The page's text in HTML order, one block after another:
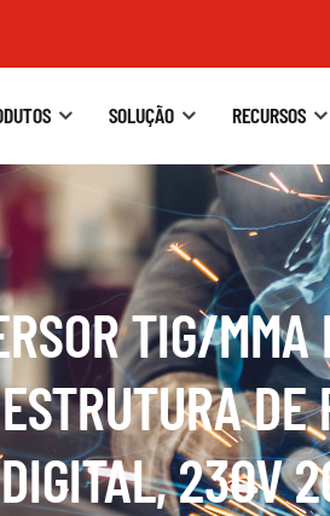
SOLUÇÃO RECURSOS
TIG/MMA
230V